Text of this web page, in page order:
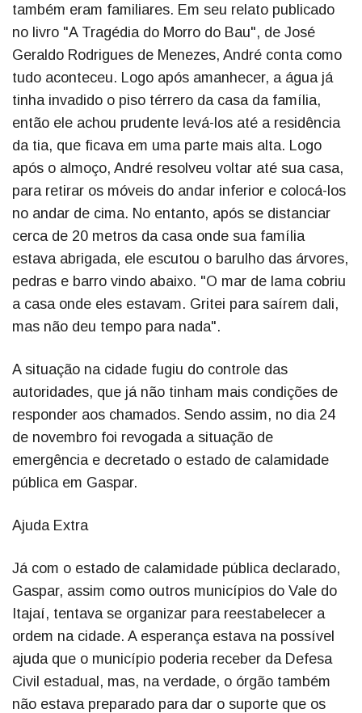
também eram familiares. Em seu relato publicado
no livro "A Tragédia do Morro do Bau", de José
Geraldo Rodrigues de Menezes, André conta como
tudo aconteceu. Logo após amanhecer, a água já
tinha invadido o piso térrero da casa da família,
então ele achou prudente levá-los até a residência
da tia, que ficava em uma parte mais alta. Logo
após o almoço, André resolveu voltar até sua casa,
para retirar os móveis do andar inferior e colocá-los
no andar de cima. No entanto, após se distanciar
cerca de 20 metros da casa onde sua família
estava abrigada, ele escutou o barulho das árvores,
pedras e barro vindo abaixo. "O mar de lama cobriu
a casa onde eles estavam. Gritei para saírem dali,
mas não deu tempo para nada".
A situação na cidade fugiu do controle das
autoridades, que já não tinham mais condições de
responder aos chamados. Sendo assim, no dia 24
de novembro foi revogada a situação de
emergência e decretado o estado de calamidade
pública em Gaspar.
Ajuda Extra
Já com o estado de calamidade pública declarado,
Gaspar, assim como outros municípios do Vale do
Itajaí, tentava se organizar para reestabelecer a
ordem na cidade. A esperança estava na possível
ajuda que o município poderia receber da Defesa
Civil estadual, mas, na verdade, o órgão também
não estava preparado para dar o suporte que os